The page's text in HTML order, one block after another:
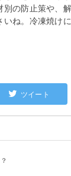
の防止策や、
いね。冷凍焼け
ツイート
が美味しくない